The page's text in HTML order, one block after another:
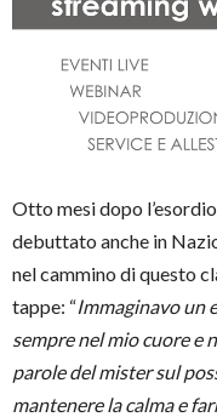
Otto mesi dopo
debuttato anche in
nel cammino di questo
tappe: “Immaginavo un
sempre nel mio cuore e
parole del mister sul
mantenere la calma e